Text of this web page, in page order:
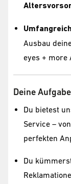
Ausbau
eyes + more
Deine
Du bietest
Service –
perfekten
Du